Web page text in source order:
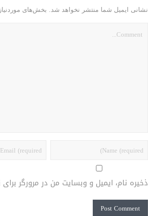
نشانی ایمیل شما منتشر نخواهد شد. بخش‌های
ذخیره نام، ایمیل و وبسایت من در مرورگر